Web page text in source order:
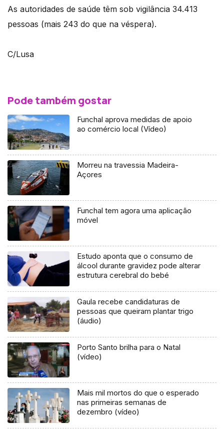
As autoridades de saúde têm sob vigilância 34.413
pessoas (mais 243 do que na véspera).
C/Lusa
Pode também gostar
Funchal aprova medidas de apoio
ao comércio local (Vídeo)
Morreu na travessia Madeira-
Açores
Funchal tem agora uma aplicação
móvel
Estudo aponta que o consumo de
álcool durante gravidez pode alterar
estrutura cerebral do bebé
Gaula recebe candidaturas de
pessoas que queiram plantar trigo
(áudio)
Porto Santo brilha para o Natal
(vídeo)
Mais mil mortos do que o esperado
nas primeiras semanas de
dezembro (vídeo)